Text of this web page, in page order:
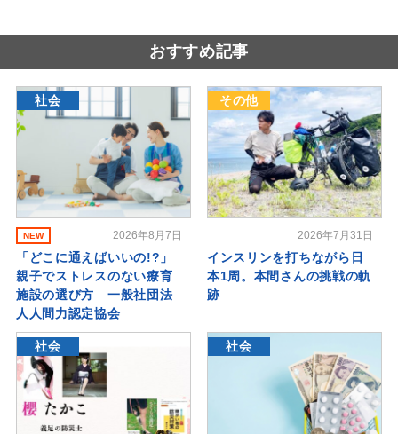
おすすめ記事
社会
NEW 2026年8月7日
「どこに通えばいいの!?」
親子でストレスのない療育
施設の選び方 一般社団法
人人間力認定協会
その他
2026年7月31日
インスリンを打ちながら日
本1周。本間さんの挑戦の軌
跡
社会 社会